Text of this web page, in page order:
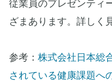
従業員のプレゼンティ
ざまあります。詳しく
参考： 株式会社日本総
されている健康課題へ